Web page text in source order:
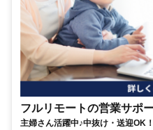
フルリモートの営業サポ
主婦さん活躍中♪中抜け・送迎OK